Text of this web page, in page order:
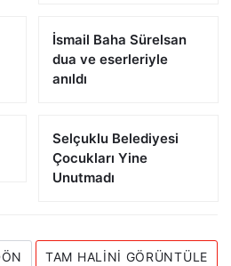
İsmail Baha Sürelsan
dua ve eserleriyle
anıldı
Selçuklu Belediyesi
Çocukları Yine
Unutmadı
TAM HALINI GÖRÜNTÜLE